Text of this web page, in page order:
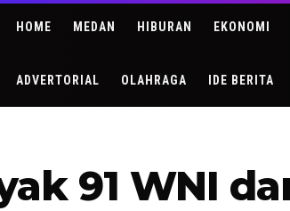
HOME MEDAN HIBURAN EKONOMI
ADVERTORIAL OLAHRAGA IDE BERITA
91 WNI